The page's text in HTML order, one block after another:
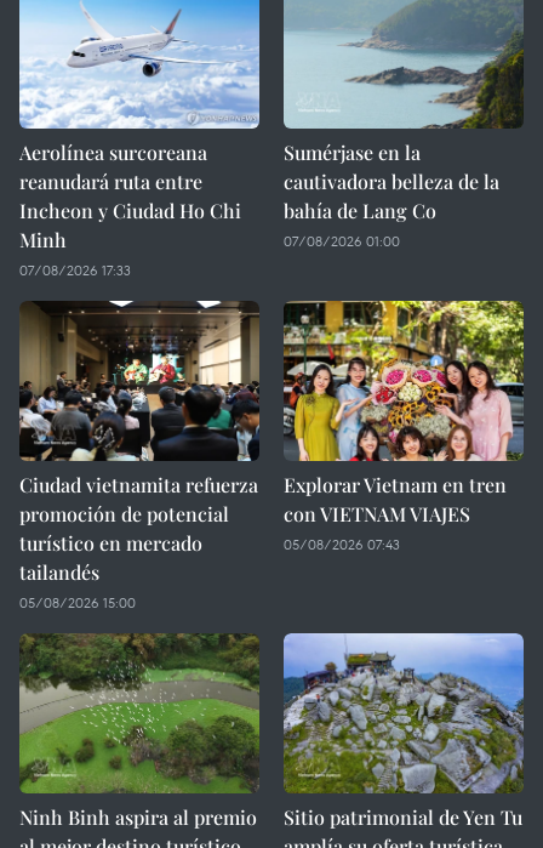
Aerolínea surcoreana
reanudará ruta entre
Incheon y Ciudad Ho Chi
Minh
07/08/2026 17:33
Sumérjase en la
cautivadora belleza de la
bahía de Lang Co
07/08/2026 01:00
Ciudad vietnamita refuerza
promoción de potencial
turístico en mercado
tailandés
05/08/2026 15:00
Explorar Vietnam en tren
con VIETNAM VIAJES
05/08/2026 07:43
Ninh Binh aspira al premio
Sitio patrimonial de Yen Tu